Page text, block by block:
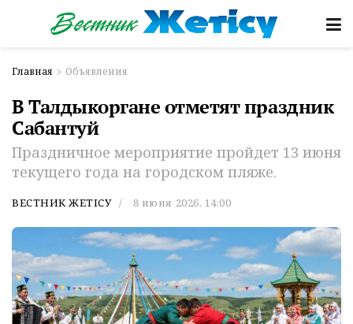
Главная Объявления
В Талдыкоргане отметят праздник
Сабантуй
Праздничное мероприятие пройдет 13 июня
текущего года на городском пляже.
ВЕСТНИК ЖЕТІСУ 8 июня 2026, 14:00